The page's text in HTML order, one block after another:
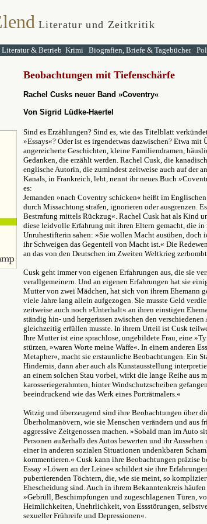
Literatur und Zeitkritik
Literatur & Betrieb Krimi Biografien, Briefe & Tagebücher
Beobachtungen mit Tiefenschärfe
Rachel Cusks neuer Band »Coventry«
Von Sigrid Lüdke-Haertel
Sind es Erzählungen? Sind es, wie das Titelblatt
»Essays«? Oder ist es irgendetwas dazwischen? Etwa mit
angereicherte Geschichten, kleine Familiendramen,
Gedanken, die erzählt werden. Rachel Cusk, die
englische Autorin, die zumindest zeitweise auch auf der
Kanals, in Frankreich, lebt, nennt ihr neues Buch
es:
Jemanden »nach Coventry schicken« heißt im
durch Missachtung strafen, ignorieren oder ausgrenzen.
Bestrafung mittels Rückzug«. Rachel Cusk hat als Kind
diese leidvolle Erfahrung mit ihren Eltern gemacht, die in
Unruhestifterin sahen: »Sie wollen Macht ausüben, doch
ihr Schweigen das Gegenteil von Macht ist.« Die
an das von den Deutschen im Zweiten Weltkrieg
Cusk geht immer von eigenen Erfahrungen aus, die sie
verallgemeinern. Und an eigenen Erfahrungen hat sie
Mutter von zwei Mädchen, hat sich von ihrem Ehemann
viele Jahre lang allein aufgezogen. Sie musste Geld
zeitweise auch noch »Unterhalt« an ihren einstigen
ständig hin- und hergerissen zwischen den
gleichzeitig erfüllen musste. In ihrem Urteil ist Cusk
Ihre Mutter ist eine sprachlose, ungebildete Frau, eine
stürzen, »waren Worte meine Waffe«. In einem anderen
Metapher«, macht sie erstaunliche Beobachtungen. Ein
Hindernis, dann aber auch als Kunstausstellung
an einem solchen Stau vorbei, wirkt die lange Reihe aus
karosseriegerahmten, hinter Windschutzscheiben
beeindruckend wie das Werk eines Porträtmalers.«
Witzig und überzeugend sind ihre Beobachtungen über
Überholmanövern, wie sie Menschen verändern und aus
aggressive Zeitgenossen machen. »Sobald man im Auto
Personen außerhalb des Autos bewerten und ihr
einer in anderen sozialen Situationen undenkbaren
kommentieren.« Cusk kann ihre Beobachtungen präzise
Essay »Löwen an der Leine« schildert sie ihre
pubertierenden Töchtern, die, wie sie meint, so
Ehescheidung sind. Auch in ihrem Bekanntenkreis
»Gebrüll, Beschimpfungen und zugeschlagenen Türen,
Heimlichkeiten, Unehrlichkeit, von Essstörungen,
sexueller Frühreife und Depressionen«.